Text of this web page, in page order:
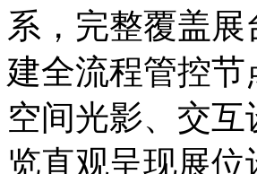
系，完整覆盖
建全流程管控
空间光影、交
览直观呈现展